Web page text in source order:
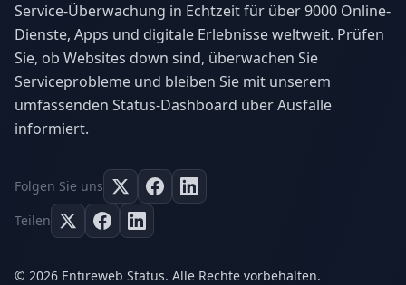
Service-Überwachung in Echtzeit für über 9000 Online-
Dienste, Apps und digitale Erlebnisse weltweit. Prüfen
Sie, ob Websites down sind, überwachen Sie
Serviceprobleme und bleiben Sie mit unserem
umfassenden Status-Dashboard über Ausfälle
informiert.
Folgen Sie uns
Teilen
© 2026 Entireweb Status. Alle Rechte vorbehalten.